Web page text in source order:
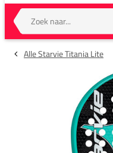
Zoek naar...
Alle Starvie Titania Lite